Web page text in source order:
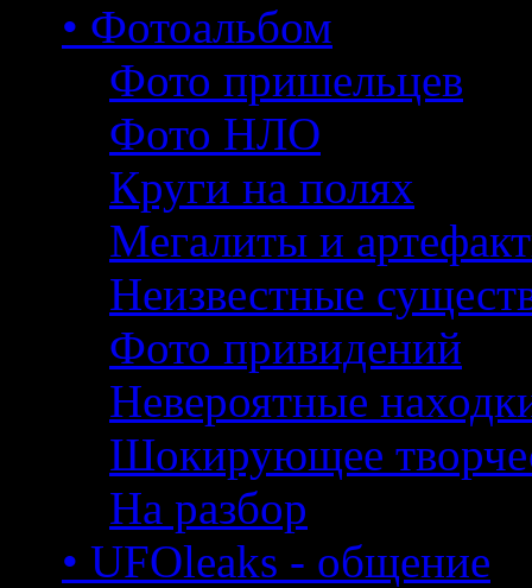
• Фотоальбом
Фото пришельцев
Фото НЛО
Круги на полях
Мегалиты и
Неизвестные
Фото привидений
Невероятные
Шокирующее
На разбор
• UFOleaks - общение